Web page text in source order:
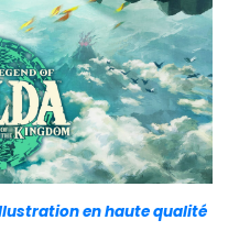
en haute qualité